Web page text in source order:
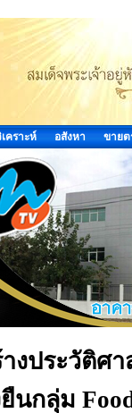
คราะห์ อสังหา ขายต
งประวัติศ
นกลุ่ม